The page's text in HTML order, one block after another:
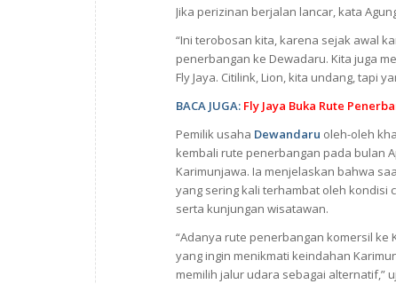
Jika perizinan berjalan lancar, kata
“Ini terobosan kita, karena sejak awal
penerbangan ke Dewadaru. Kita juga
Fly Jaya. Citilink, Lion, kita undang, tapi
BACA JUGA: Fly Jaya Buka Rute
Pemilik usaha Dewandaru oleh-oleh
kembali rute penerbangan pada bulan
Karimunjawa. Ia menjelaskan bahwa
yang sering kali terhambat oleh kondisi
serta kunjungan wisatawan.
“Adanya rute penerbangan komersil
yang ingin menikmati keindahan
memilih jalur udara sebagai alternatif,”